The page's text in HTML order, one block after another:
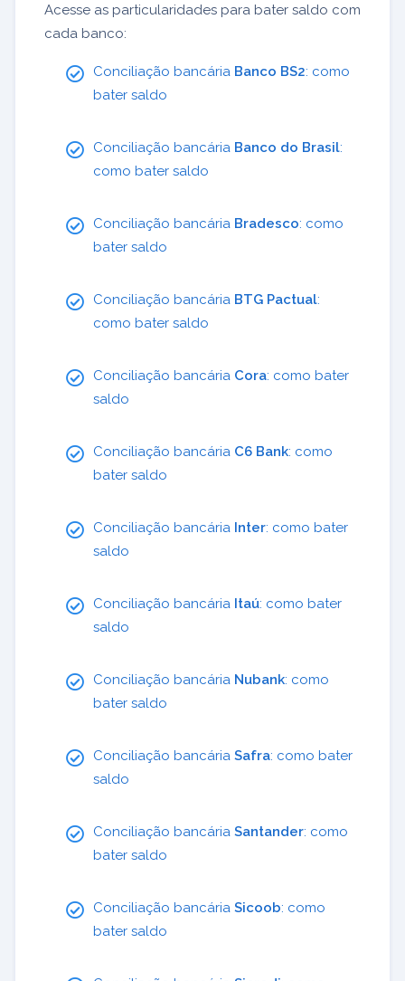
Acesse as particularidades para bater saldo com
cada banco:
Conciliação bancária Banco BS2: como
bater saldo
Conciliação bancária Banco do Brasil:
como bater saldo
Conciliação bancária Bradesco: como
bater saldo
Conciliação bancária BTG Pactual:
como bater saldo
Conciliação bancária Cora: como bater
saldo
Conciliação bancária C6 Bank: como
bater saldo
Conciliação bancária Inter: como bater
saldo
Conciliação bancária Itaú: como bater
saldo
Conciliação bancária Nubank: como
bater saldo
Conciliação bancária Safra: como bater
saldo
Conciliação bancária Santander: como
bater saldo
Conciliação bancária Sicoob: como
bater saldo